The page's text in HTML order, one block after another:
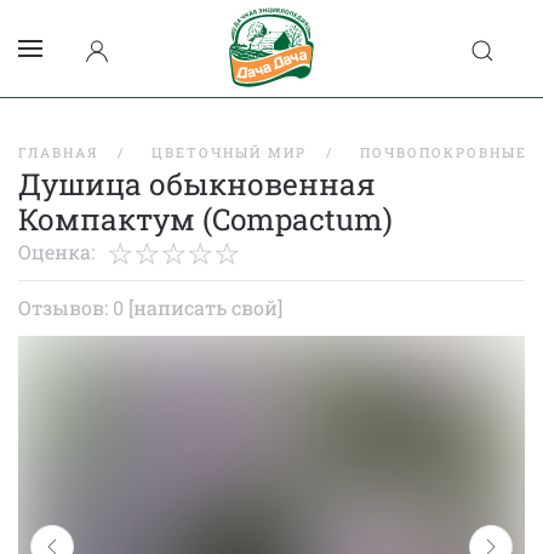
ГЛАВНАЯ ЦВЕТОЧНЫЙ МИР ПОЧВОПОКРОВНЫЕ
Душица обыкновенная
Компактум (Compactum)
Оценка:
Отзывов: 0 [написать свой]